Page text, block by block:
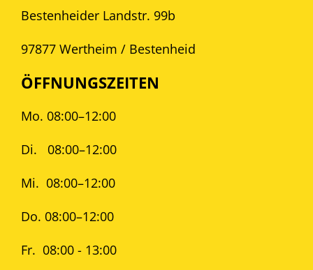
Bestenheider Landstr. 99b
97877 Wertheim / Bestenheid
ÖFFNUNGSZEITEN
Mo. 08:00–12:00
Di. 08:00–12:00
Mi. 08:00–12:00
Do. 08:00–12:00
Fr. 08:00 - 13:00